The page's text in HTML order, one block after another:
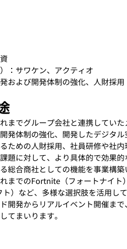
：サワケン、アクティオ
および開発体制の強化、人財採用
までグループ会社と連携してい
発体制の強化、開発したデジタ
ための人財採用、社員研修や社内
題に対して、より具体的で効果
総合商社としての機能を事業構築
までのFortnite（フォートナイ
）など、多様な選択肢を活用して
開発からリアルイベント開催ま
てまいります。